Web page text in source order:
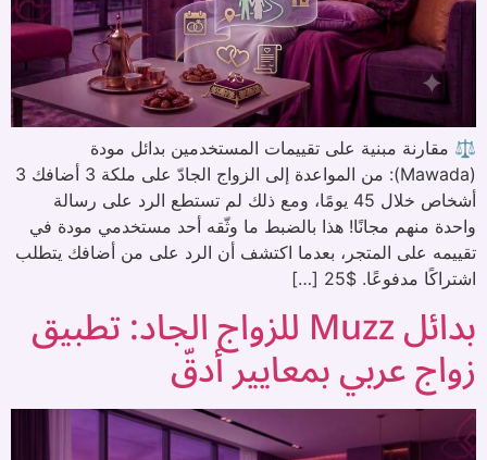
⚖️ مقارنة مبنية على تقييمات المستخدمين بدائل مودة
(Mawada): من المواعدة إلى الزواج الجادّ على ملكة 3 أضافك 3
أشخاص خلال 45 يومًا، ومع ذلك لم تستطع الرد على رسالة
واحدة منهم مجانًا! هذا بالضبط ما وثّقه أحد مستخدمي مودة في
تقييمه على المتجر، بعدما اكتشف أن الرد على من أضافك يتطلب
اشتراكًا مدفوعًا. $25 […]
بدائل Muzz للزواج الجاد: تطبيق
زواج عربي بمعايير أدقّ